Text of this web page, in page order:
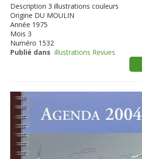
Description 3 illustrations couleurs
Origine DU MOULIN
Année 1975
Mois 3
Numéro 1532
Publié dans illustrations Revues